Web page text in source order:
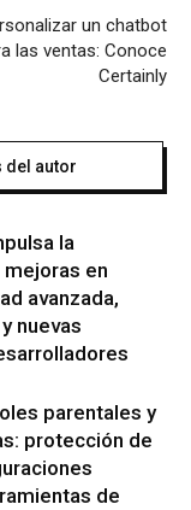
un chatbot
las ventas: Conoce
Certainly
del autor
la
mejoras en
avanzada,
nuevas
parentales y
protección de
de